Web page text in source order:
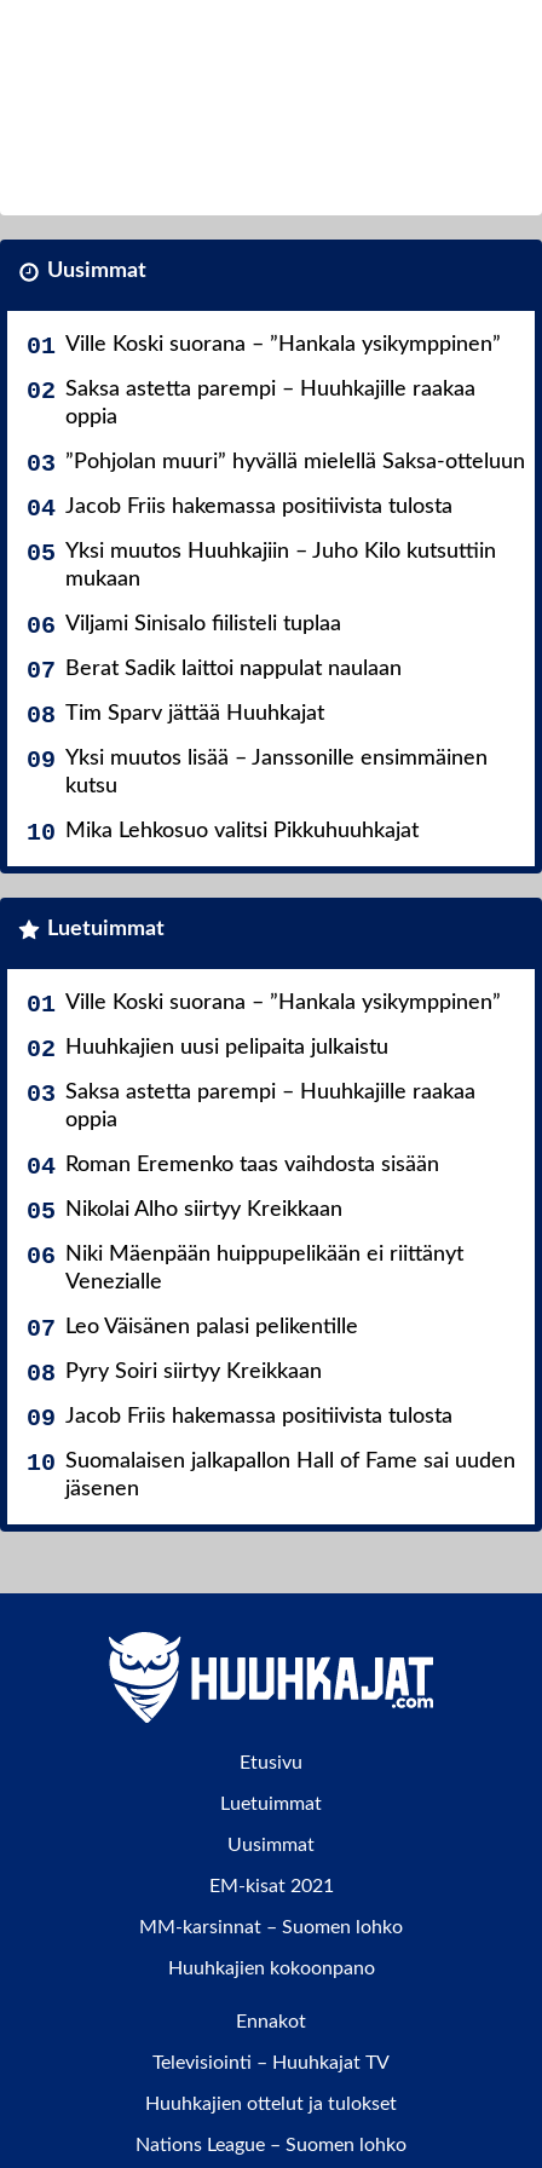
Uusimmat
Ville Koski suorana – ”Hankala ysikymppinen”
Saksa astetta parempi – Huuhkajille raakaa
oppia
”Pohjolan muuri” hyvällä mielellä Saksa-otteluun
Jacob Friis hakemassa positiivista tulosta
Yksi muutos Huuhkajiin – Juho Kilo kutsuttiin
mukaan
Viljami Sinisalo fiilisteli tuplaa
Berat Sadik laittoi nappulat naulaan
Tim Sparv jättää Huuhkajat
Yksi muutos lisää – Janssonille ensimmäinen
kutsu
Mika Lehkosuo valitsi Pikkuhuuhkajat
Luetuimmat
Ville Koski suorana – ”Hankala ysikymppinen”
Huuhkajien uusi pelipaita julkaistu
Saksa astetta parempi – Huuhkajille raakaa
oppia
Roman Eremenko taas vaihdosta sisään
Nikolai Alho siirtyy Kreikkaan
Niki Mäenpään huippupelikään ei riittänyt
Venezialle
Leo Väisänen palasi pelikentille
Pyry Soiri siirtyy Kreikkaan
Jacob Friis hakemassa positiivista tulosta
Suomalaisen jalkapallon Hall of Fame sai uuden
jäsenen
Etusivu
Luetuimmat
Uusimmat
EM-kisat 2021
MM-karsinnat – Suomen lohko
Huuhkajien kokoonpano
Ennakot
Televisiointi – Huuhkajat TV
Huuhkajien ottelut ja tulokset
Nations League – Suomen lohko